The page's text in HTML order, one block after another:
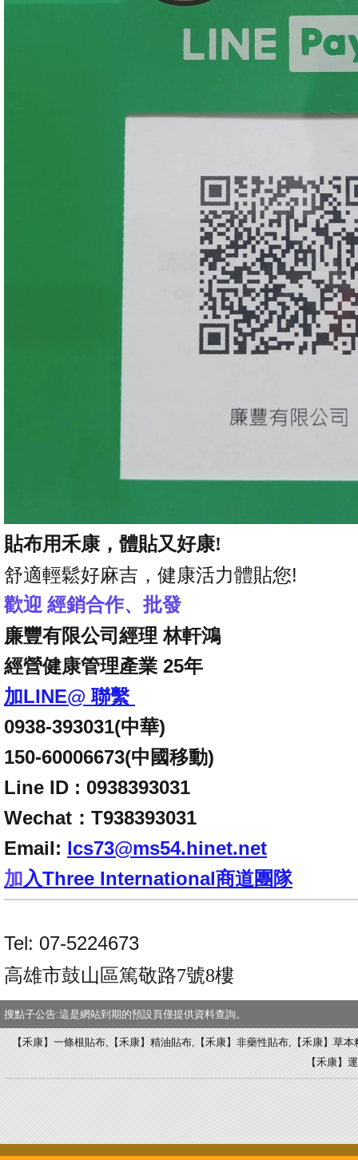
貼布用禾康，體貼又好康!
舒適輕鬆好麻吉，健康活力體貼您!
歡迎 經銷合作、批發
廉豐有限公司經理 林軒鴻
經營健康管理產業 25年
加LINE@ 聯繫
0938-393031(中華)
150-60006673(中國移動)
Line ID : 0938393031
Wechat：T938393031
Email: lcs73@ms54.hinet.net
加入Three International商道團隊
Tel: 07-5224673
高雄市鼓山區篤敬路7號8樓
搜點子公告:這是網站到期的預設頁僅提供資料查詢。
【禾康】一條根貼布,【禾康】精油貼布,【禾康】非藥性貼布,【禾康】草
【禾康】